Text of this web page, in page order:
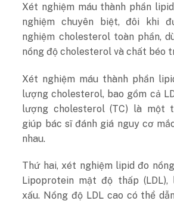
Xét nghiệm máu thành phần
nghiệm chuyên biệt, đôi khi
nghiệm cholesterol toàn phần,
nồng độ cholesterol và chất béo
Xét nghiệm máu thành phần
lượng cholesterol, bao gồm cả
lượng cholesterol (TC) là một
giúp bác sĩ đánh giá nguy cơ
nhau.
Thứ hai, xét nghiệm lipid đo
Lipoprotein mật độ thấp (LDL),
xấu. Nồng độ LDL cao có thể